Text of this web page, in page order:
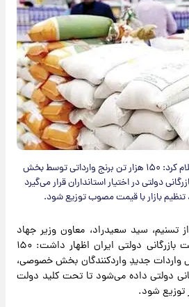
معاون وزیر جهاد کشاورزی اعلام کرد: ۱۵۰ هزار تن برنج وارداتی توسط بخش
دولتی در اختیار استانداران قرار می‌گیرد
بازار با قیمت مصوب توزیع شود.
تسنیم، سید سعیدراد، معاون وزیر جهاد
کشاورزی و مدیرعامل شرکت بازرگانی دولتی ایران اظهار داشت: ۱۵۰
واردات جدیدِ واردکنندگان بخش خصوصی،
دولتی داده می‌شود تا تحت کلید دولت
توزیع شود.